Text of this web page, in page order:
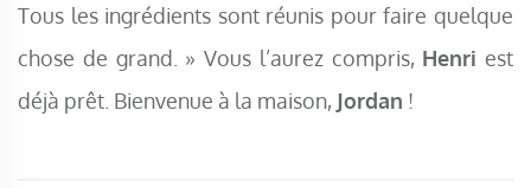
Tous les ingrédients sont réunis pour faire quelque
chose de grand. » Vous l’aurez compris, Henri est
déjà prêt. Bienvenue à la maison, Jordan !